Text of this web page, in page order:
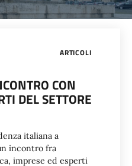
ARTICOLI
CON
DEL SETTORE
italiana a
incontro fra
imprese ed esperti